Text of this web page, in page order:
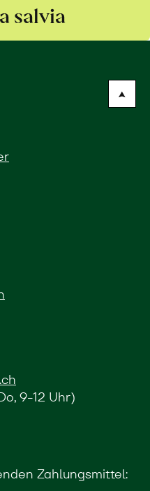
salvia
9-12 Uhr)
Zahlungsmittel: